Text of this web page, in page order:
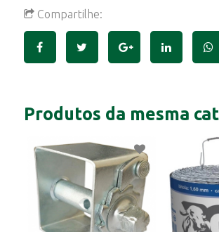
Compartilhe:
Produtos da mesma